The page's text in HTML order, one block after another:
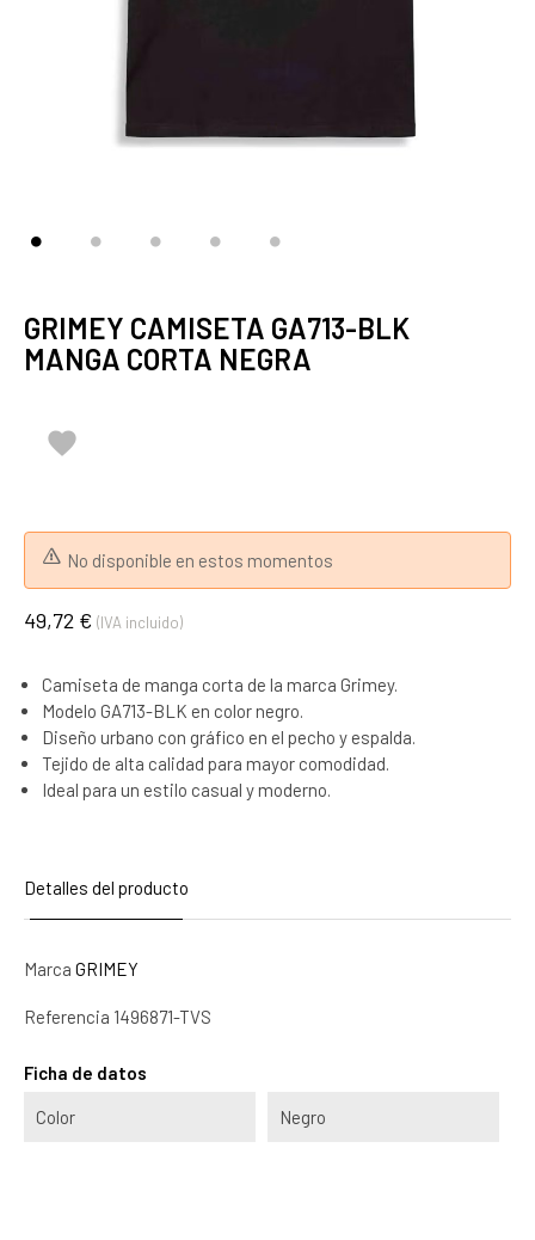
GRIMEY CAMISETA GA713-BLK
MANGA CORTA NEGRA

No disponible en estos momentos
49,72 € (IVA incluido)
Camiseta de manga corta de la marca Grimey.
Modelo GA713-BLK en color negro.
Diseño urbano con gráfico en el pecho y espalda.
Tejido de alta calidad para mayor comodidad.
Ideal para un estilo casual y moderno.
Detalles del producto
Marca GRIMEY
Referencia 1496871-TVS
Ficha de datos
Color Negro